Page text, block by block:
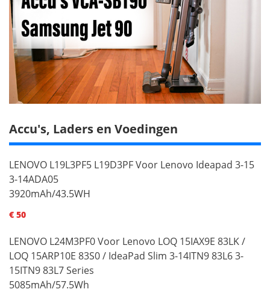
Accu's, Laders en Voedingen
LENOVO L19L3PF5 L19D3PF Voor Lenovo Ideapad 3-15
3-14ADA05
3920mAh/43.5WH
€ 50
LENOVO L24M3PF0 Voor Lenovo LOQ 15IAX9E 83LK /
LOQ 15ARP10E 83S0 / IdeaPad Slim 3-14ITN9 83L6 3-
15ITN9 83L7 Series
5085mAh/57.5Wh